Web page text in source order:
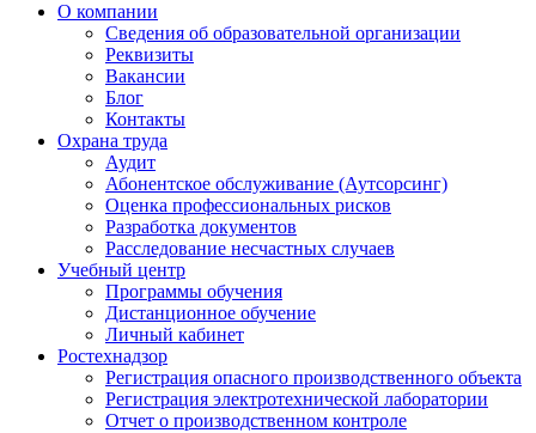
О компании
Сведения об образовательной организации
Реквизиты
Вакансии
Блог
Контакты
Охрана труда
Аудит
Абонентское обслуживание (Аутсорсинг)
Оценка профессиональных рисков
Разработка документов
Расследование несчастных случаев
Учебный центр
Программы обучения
Дистанционное обучение
Личный кабинет
Ростехнадзор
Регистрация опасного производственного объекта
Регистрация электротехнической лаборатории
Отчет о производственном контроле